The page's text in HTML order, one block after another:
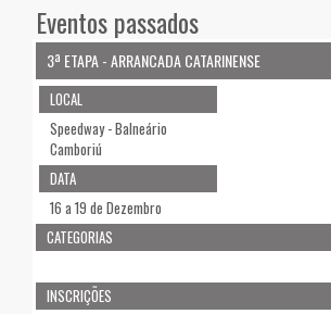
Eventos passados
3ª ETAPA - ARRANCADA CATARINENSE
LOCAL
Speedway - Balneário
Camboriú
DATA
16 a 19 de Dezembro
CATEGORIAS
INSCRIÇÕES